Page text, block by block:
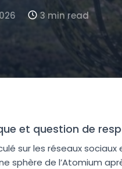
3 min read
et question de
sur les réseaux sociaux
sphère de l’Atomium